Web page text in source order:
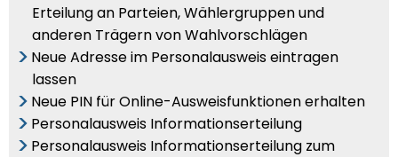
Erteilung an Parteien, Wählergruppen und
anderen Trägern von Wahlvorschlägen
Neue Adresse im Personalausweis eintragen
lassen
Neue PIN für Online-Ausweisfunktionen erhalten
Personalausweis Informationserteilung
Personalausweis Informationserteilung zum